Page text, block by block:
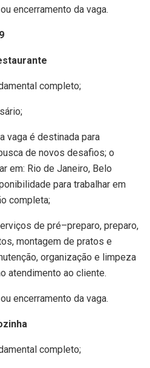
encerramento da vaga.
completo;
vaga é destinada para
de novos desafios; o
em: Rio de Janeiro, Belo
para trabalhar em
completa;
de pré–preparo, preparo,
montagem de pratos e
organização e limpeza
atendimento ao cliente.
encerramento da vaga.
completo;